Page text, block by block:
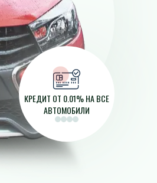
КРЕДИТ ОТ 0.01% НА ВСЕ
АВТОМОБИЛИ